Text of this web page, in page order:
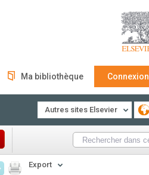
Ma bibliothèque Connexion
Autres sites Elsevier
Export